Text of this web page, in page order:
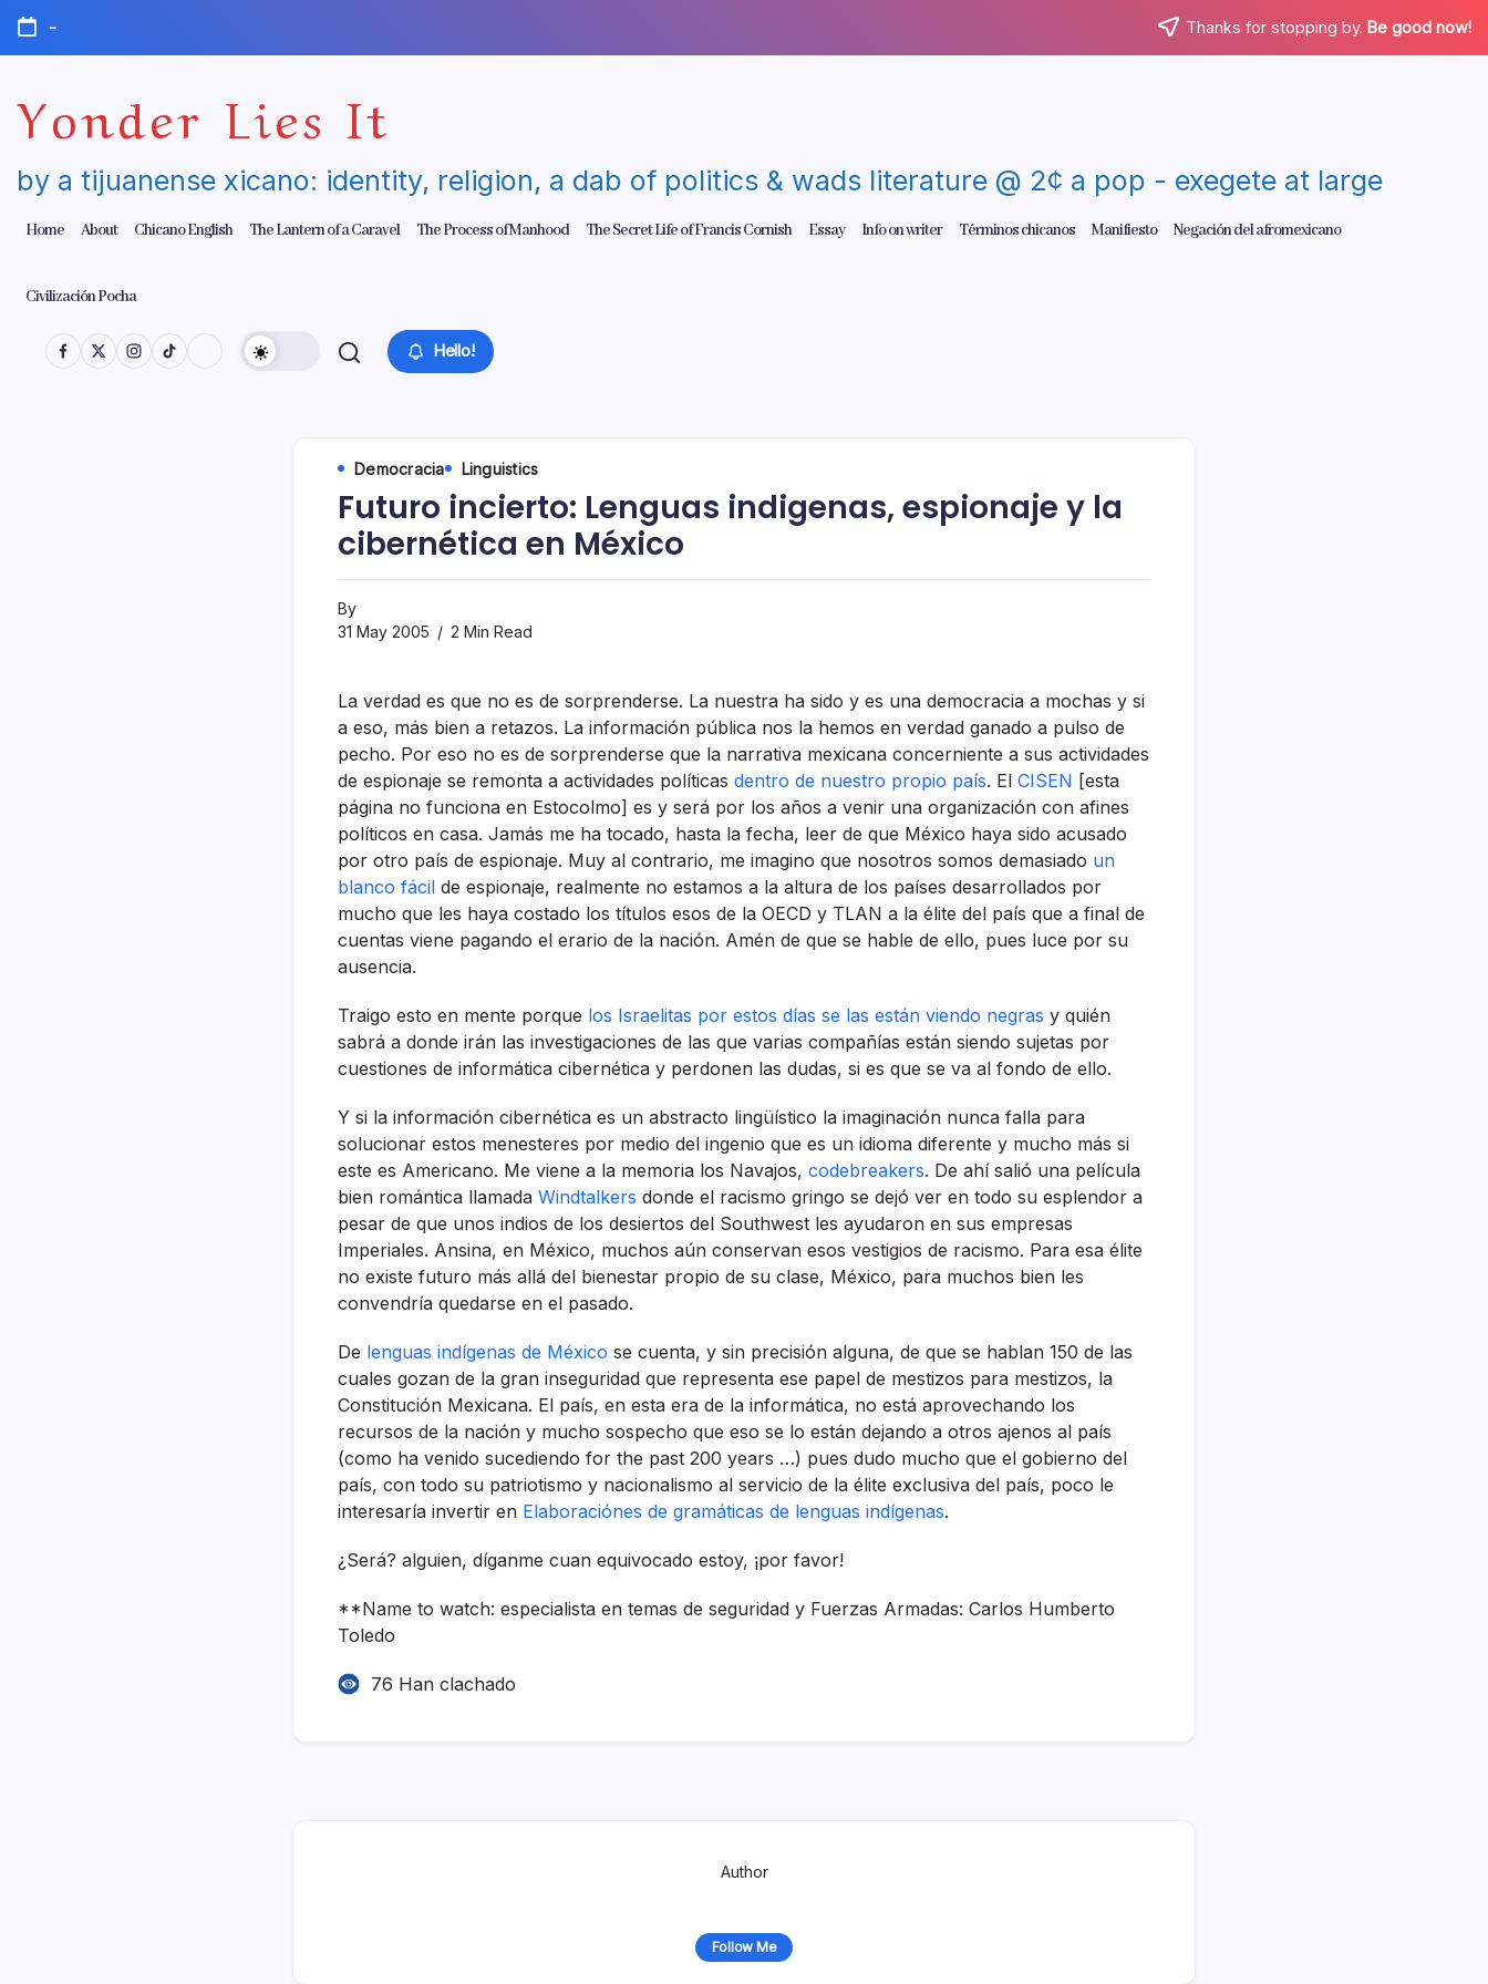
Skip
content
- Thanks for stopping by. Be good now!
Yonder Lies It
by a tijuanense xicano: identity, religion, a dab of politics & wads literature @ 2¢ a pop - exegete at large
Home About Chicano English The Lantern of a Caravel The Process of Manhood The Secret Life of Francis Cornish Essay Info on writer Términos chicanos Manifiesto Negación del afromexicano
Civilización Pocha
Hello!
Democracia Linguistics
Futuro incierto: Lenguas indigenas, espionaje y la
cibernética en México
By
31 May 2005
2 Min Read
La verdad es que no es de sorprenderse. La nuestra ha sido y es una democracia a mochas y si
a eso, más bien a retazos. La información pública nos la hemos en verdad ganado a pulso de
pecho. Por eso no es de sorprenderse que la narrativa mexicana concerniente a sus actividades
de espionaje se remonta a actividades polí­ticas dentro de nuestro propio paí­s. El CISEN [esta
página no funciona en Estocolmo] es y será por los años a venir una organización con afines
polí­ticos en casa. Jamás me ha tocado, hasta la fecha, leer de que México haya sido acusado
por otro paí­s de espionaje. Muy al contrario, me imagino que nosotros somos demasiado un
blanco fácil de espionaje, realmente no estamos a la altura de los paí­ses desarrollados por
mucho que les haya costado los tí­tulos esos de la OECD y TLAN a la élite del paí­s que a final de
cuentas viene pagando el erario de la nación. Amén de que se hable de ello, pues luce por su
ausencia.
Traigo esto en mente porque los Israelitas por estos dí­as se las están viendo negras y quién
sabrá a donde irán las investigaciones de las que varias compañí­as están siendo sujetas por
cuestiones de informática cibernética y perdonen las dudas, si es que se va al fondo de ello.
Y si la información cibernética es un abstracto lingüí­stico la imaginación nunca falla para
solucionar estos menesteres por medio del ingenio que es un idioma diferente y mucho más si
este es Americano. Me viene a la memoria los Navajos, codebreakers. De ahí­ salió una pelí­cula
bien romántica llamada Windtalkers donde el racismo gringo se dejó ver en todo su esplendor a
pesar de que unos indios de los desiertos del Southwest les ayudaron en sus empresas
Imperiales. Ansina, en México, muchos aún conservan esos vestigios de racismo. Para esa élite
no existe futuro más allá del bienestar propio de su clase, México, para muchos bien les
convendrí­a quedarse en el pasado.
De lenguas indí­genas de México se cuenta, y sin precisión alguna, de que se hablan 150 de las
cuales gozan de la gran inseguridad que representa ese papel de mestizos para mestizos, la
Constitución Mexicana. El paí­s, en esta era de la informática, no está aprovechando los
recursos de la nación y mucho sospecho que eso se lo están dejando a otros ajenos al paí­s
(como ha venido sucediendo for the past 200 years …) pues dudo mucho que el gobierno del
paí­s, con todo su patriotismo y nacionalismo al servicio de la élite exclusiva del paí­s, poco le
interesarí­a invertir en Elaboraciónes de gramáticas de lenguas indí­genas.
¿Será? alguien, dí­ganme cuan equivocado estoy, ¡por favor!
**Name to watch: especialista en temas de seguridad y Fuerzas Armadas: Carlos Humberto
Toledo
76 Han clachado
Author
Follow Me